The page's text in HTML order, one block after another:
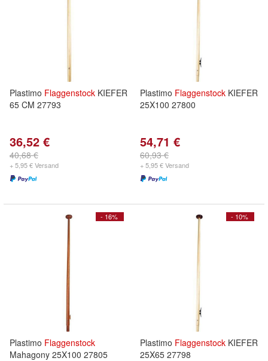
Plastimo Flaggenstock KIEFER
65 CM 27793
36,52 €
40,68 €
+ 5,95 € Versand
Plastimo Flaggenstock KIEFER
25X100 27800
54,71 €
60,93 €
+ 5,95 € Versand
- 16%
Plastimo Flaggenstock
Mahagony 25X100 27805
- 10%
Plastimo Flaggenstock KIEFER
25X65 27798